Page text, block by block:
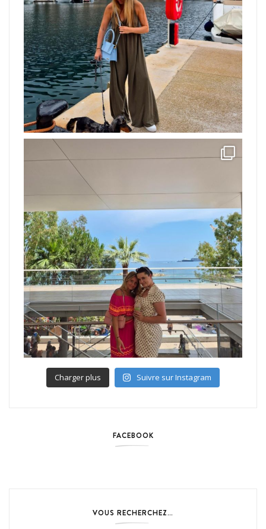
Charger plus Suivre sur Instagram
FACEBOOK
VOUS RECHERCHEZ…